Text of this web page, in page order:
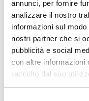
annunci, per fornire
analizzare il nostro
informazioni sul
nostri partner che si
pubblicità e social
con altre informazioni
raccolto dal suo
Research
Publications